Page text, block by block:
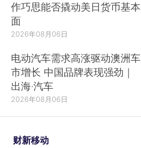
作巧思能否撬动美日货币基本
面
2026年08月06日
电动汽车需求高涨驱动澳洲车
市增长 中国品牌表现强劲｜
出海·汽车
2026年08月06日
财新移动